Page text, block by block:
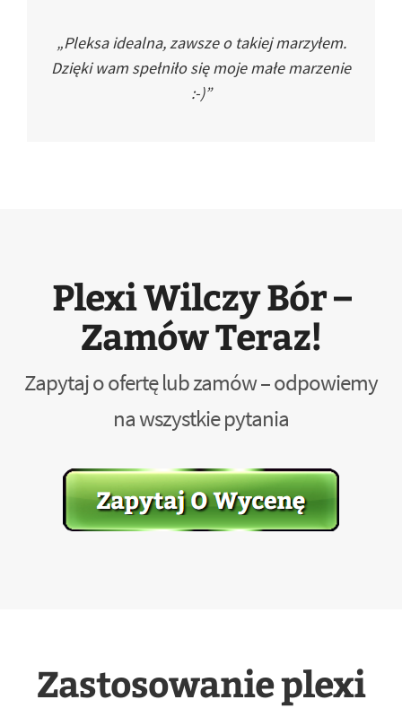
„Pleksa idealna, zawsze o takiej marzyłem.
Dzięki wam spełniło się moje małe marzenie
:-)”
Plexi Wilczy Bór –
Zamów Teraz!
Zapytaj o ofertę lub zamów – odpowiemy
na wszystkie pytania
Zastosowanie plexi